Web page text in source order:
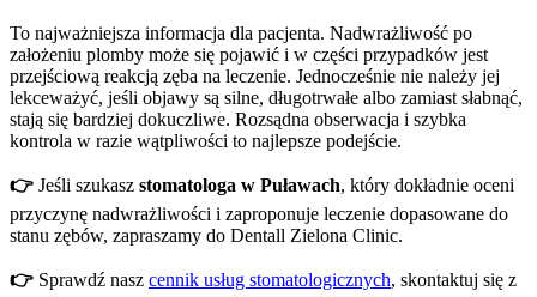
To najważniejsza informacja dla pacjenta. Nadwrażliwość po
założeniu plomby może się pojawić i w części przypadków jest
przejściową reakcją zęba na leczenie. Jednocześnie nie należy jej
lekceważyć, jeśli objawy są silne, długotrwałe albo zamiast słabnąć,
stają się bardziej dokuczliwe. Rozsądna obserwacja i szybka
kontrola w razie wątpliwości to najlepsze podejście.
👉 Jeśli szukasz stomatologa w Puławach, który dokładnie oceni
przyczynę nadwrażliwości i zaproponuje leczenie dopasowane do
stanu zębów, zapraszamy do Dentall Zielona Clinic.
👉 Sprawdź nasz cennik usług stomatologicznych, skontaktuj się z